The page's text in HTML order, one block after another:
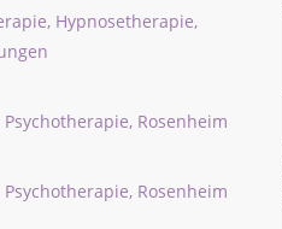
Hypnosetherapie,
Rosenheim
Rosenheim